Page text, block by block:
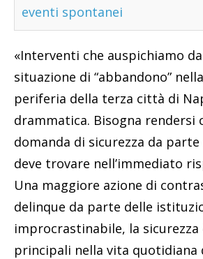
eventi spontanei
«Interventi che auspichiamo
situazione di “abbandono”
periferia della terza città di
drammatica. Bisogna rendersi
domanda di sicurezza da
deve trovare nell’immediato
Una maggiore azione di
delinque da parte delle
improcrastinabile, la sicurezza
principali nella vita quotidiana